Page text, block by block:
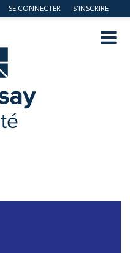
SE CONNECTER S'INSCRIRE
Navig